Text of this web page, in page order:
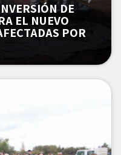
DE
EL NUEVO
POR